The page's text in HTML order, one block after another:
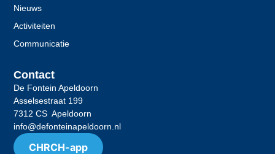
Nieuws
Activiteiten
Communicatie
Contact
De Fontein Apeldoorn
Asselsestraat 199
7312 CS Apeldoorn
info@defonteinapeldoorn.nl
CHRCH-app